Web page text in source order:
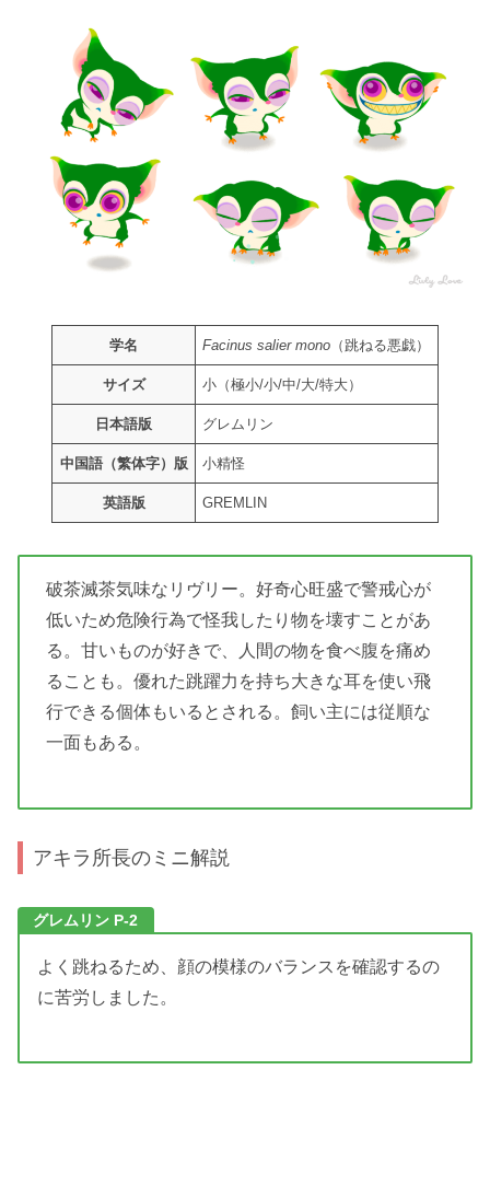
学名 Facinus salier mono （跳ねる悪戯）
サイズ 小（極小/小/中/大/特大）
日本語版 グレムリン
中国語（繁体字）版 小精怪
英語版 GREMLIN
破茶滅茶気味なリヴリー。好奇心旺盛で警戒心が
低いため危険行為で怪我したり物を壊すことがあ
る。甘いものが好きで、人間の物を食べ腹を痛め
ることも。優れた跳躍力を持ち大きな耳を使い飛
行できる個体もいるとされる。飼い主には従順な
一面もある。
アキラ所長のミニ解説
グレムリン P-2
よく跳ねるため、顔の模様のバランスを確認するの
に苦労しました。